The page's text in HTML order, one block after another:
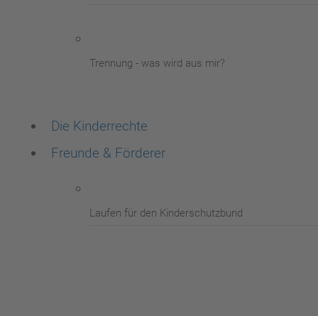
Trennung - was wird aus mir?
Die Kinderrechte
Freunde & Förderer
Laufen für den Kinderschutzbund